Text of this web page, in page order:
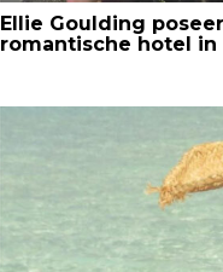
Ellie Goulding
romantische hotel in